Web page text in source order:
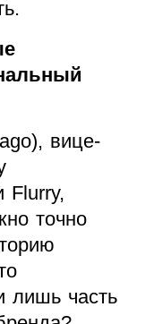
вице-
Flurry,
точно
лишь часть